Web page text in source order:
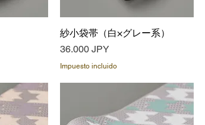
Vista rápida
紗小袋帯（白×グレー系）
Precio
36.000 JPY
Impuesto incluido